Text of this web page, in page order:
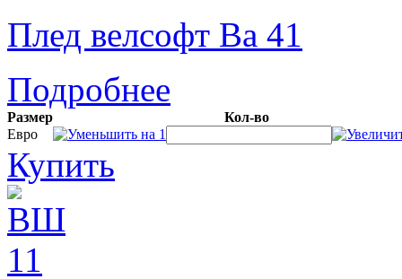
Плед велсофт Ва 41
Подробнее
Размер
Кол-во
Евро
Купить